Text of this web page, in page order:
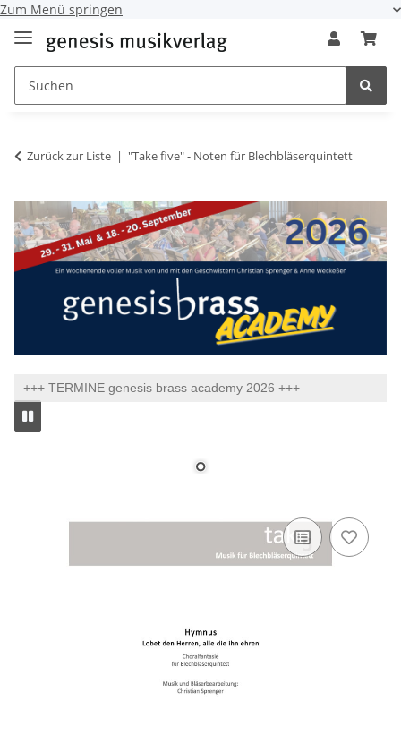
Zum Menü springen
Zurück zur Liste "Take five" - Noten für Blechbläserquintett
+++ TERMINE genesis brass academy 2026 +++